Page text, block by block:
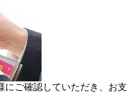
にご確認していただき、お支